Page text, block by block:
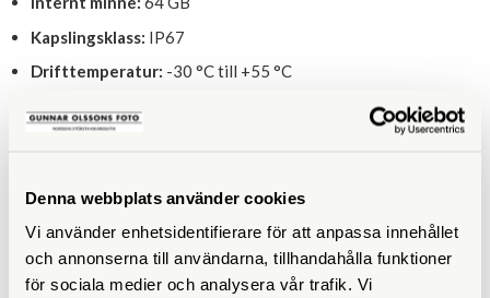
Denna webbplats använder cookies
Vi använder enhetsidentifierare för att anpassa innehållet
och annonserna till användarna, tillhandahålla funktioner
för sociala medier och analysera vår trafik. Vi
Kapslingsklass: IP67
Drifttemperatur: -30 °C till +55 °C
LIKNANDE PRODUKTER